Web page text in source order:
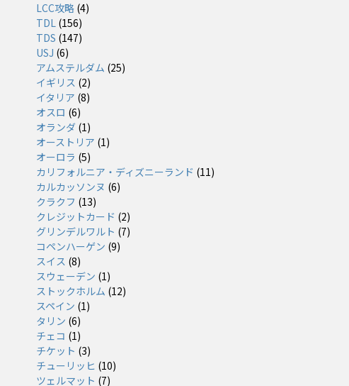
LCC攻略 (4)
TDL (156)
TDS (147)
USJ (6)
アムステルダム (25)
イギリス (2)
イタリア (8)
オスロ (6)
オランダ (1)
オーストリア (1)
オーロラ (5)
カリフォルニア・ディズニーランド (11)
カルカッソンヌ (6)
クラクフ (13)
クレジットカード (2)
グリンデルワルト (7)
コペンハーゲン (9)
スイス (8)
スウェーデン (1)
ストックホルム (12)
スペイン (1)
タリン (6)
チェコ (1)
チケット (3)
チューリッヒ (10)
ツェルマット (7)